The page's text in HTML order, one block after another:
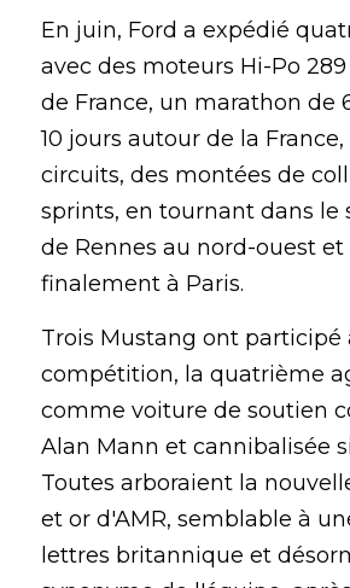
En juin, Ford a expédié
avec des moteurs Hi-Po
de France, un marathon de
10 jours autour de la
circuits, des montées de
sprints, en tournant dans le
de Rennes au nord-ouest
finalement à Paris.
Trois Mustang ont participé
compétition, la quatrième
comme voiture de soutien
Alan Mann et cannibalisée
Toutes arboraient la
et or d'AMR, semblable à
lettres britannique et